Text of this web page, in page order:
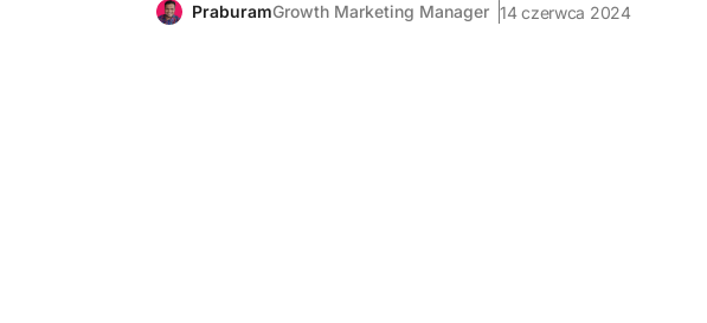
PraburamGrowth Marketing Manager 14 czerwca 2024